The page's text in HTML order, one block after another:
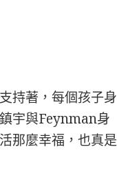
持著，每個孩子身
宇與Feynman身
那麼幸福，也真是